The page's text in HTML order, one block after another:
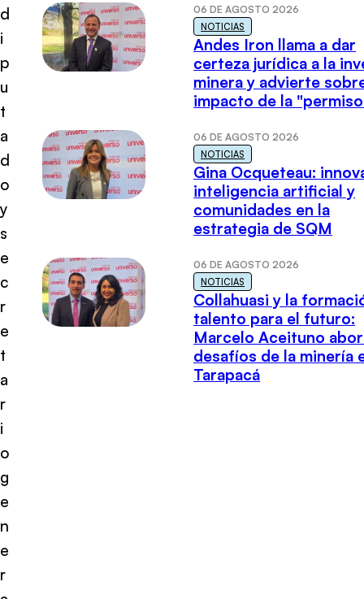
d
i
p
u
t
a
d
o
y
s
e
c
r
e
t
a
r
i
o
g
e
n
e
r
06 DE AGOSTO 2026
NOTICIAS
Andes Iron llama a dar
certeza jurídica a la
minera y advierte
impacto de la
06 DE AGOSTO 2026
NOTICIAS
Gina Ocqueteau:
inteligencia artificial y
comunidades en la
estrategia de SQM
06 DE AGOSTO 2026
NOTICIAS
Collahuasi y la
talento para el futuro:
Marcelo Aceituno
desafíos de la minería
Tarapacá